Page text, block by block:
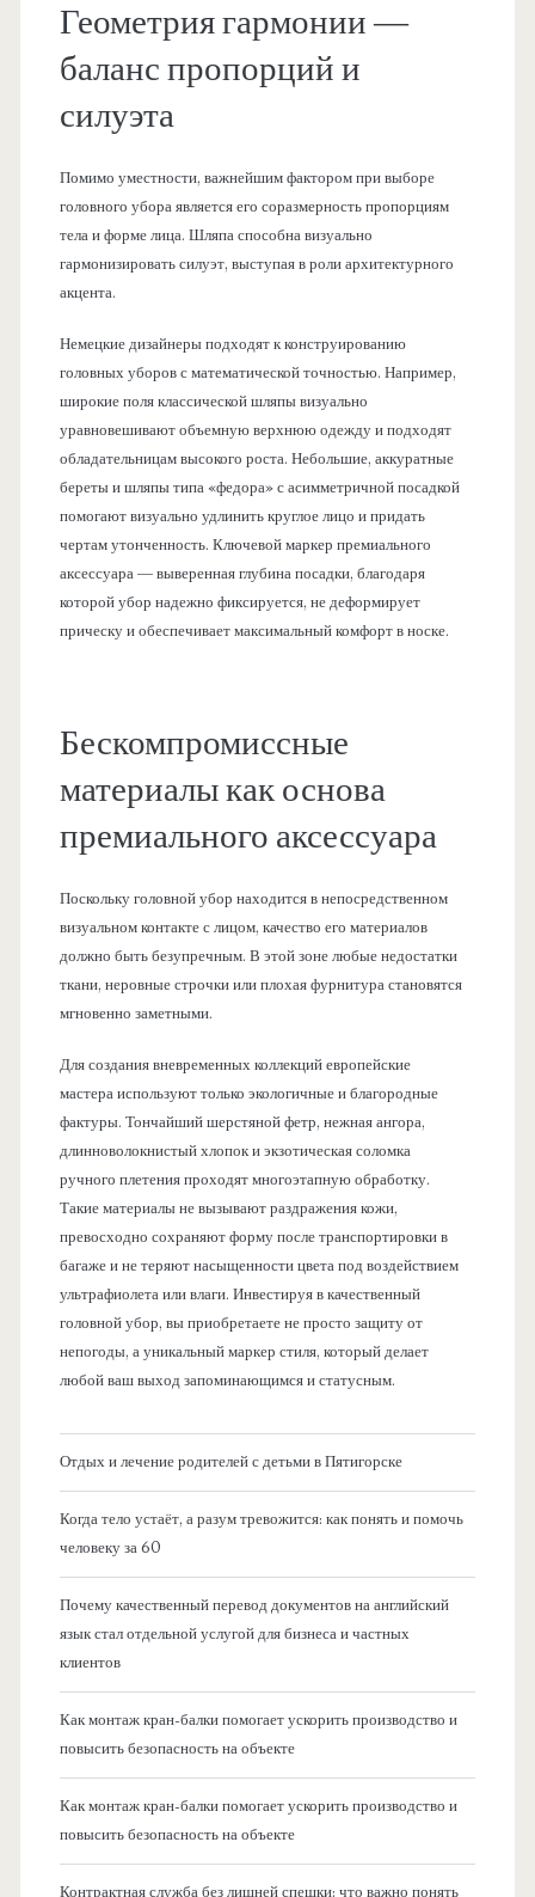
Геометрия гармонии —
баланс пропорций и
силуэта
Помимо уместности, важнейшим фактором при выборе
головного убора является его соразмерность пропорциям
тела и форме лица. Шляпа способна визуально
гармонизировать силуэт, выступая в роли архитектурного
акцента.
Немецкие дизайнеры подходят к конструированию
головных уборов с математической точностью. Например,
широкие поля классической шляпы визуально
уравновешивают объемную верхнюю одежду и подходят
обладательницам высокого роста. Небольшие, аккуратные
береты и шляпы типа «федора» с асимметричной посадкой
помогают визуально удлинить круглое лицо и придать
чертам утонченность. Ключевой маркер премиального
аксессуара — выверенная глубина посадки, благодаря
которой убор надежно фиксируется, не деформирует
прическу и обеспечивает максимальный комфорт в носке.
Бескомпромиссные
материалы как основа
премиального аксессуара
Поскольку головной убор находится в непосредственном
визуальном контакте с лицом, качество его материалов
должно быть безупречным. В этой зоне любые недостатки
ткани, неровные строчки или плохая фурнитура становятся
мгновенно заметными.
Для создания вневременных коллекций европейские
мастера используют только экологичные и благородные
фактуры. Тончайший шерстяной фетр, нежная ангора,
длинноволокнистый хлопок и экзотическая соломка
ручного плетения проходят многоэтапную обработку.
Такие материалы не вызывают раздражения кожи,
превосходно сохраняют форму после транспортировки в
багаже и не теряют насыщенности цвета под воздействием
ультрафиолета или влаги. Инвестируя в качественный
головной убор, вы приобретаете не просто защиту от
непогоды, а уникальный маркер стиля, который делает
любой ваш выход запоминающимся и статусным.
Отдых и лечение родителей с детьми в Пятигорске
Когда тело устаёт, а разум тревожится: как понять и помочь
человеку за 60
Почему качественный перевод документов на английский
язык стал отдельной услугой для бизнеса и частных
клиентов
Как монтаж кран-балки помогает ускорить производство и
повысить безопасность на объекте
Как монтаж кран-балки помогает ускорить производство и
повысить безопасность на объекте
Контрактная служба без лишней спешки: что важно понять